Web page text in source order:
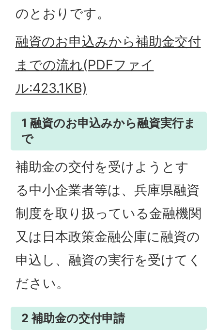
のとおりです。
融資のお申込みから補助金交付
までの流れ(PDFファイ
ル:423.1KB)
1 融資のお申込みから融資実行ま
で
補助金の交付を受けようとす
る中小企業者等は、兵庫県融資
制度を取り扱っている金融機関
又は日本政策金融公庫に融資の
申込し、融資の実行を受けてく
ださい。
2 補助金の交付申請